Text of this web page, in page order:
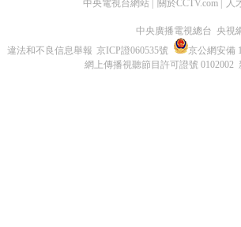
中央電視台網站 關於CCTV.com 人
中央廣播電視總台 央視
違法和不良信息舉報 京ICP證060535號
京公網安備
網上傳播視聽節目許可證號 0102002